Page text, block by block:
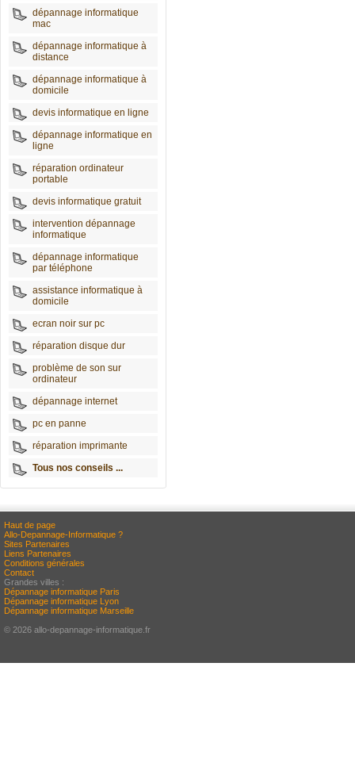
dépannage informatique
mac
dépannage informatique à
distance
dépannage informatique à
domicile
devis informatique en ligne
dépannage informatique en
ligne
réparation ordinateur
portable
devis informatique gratuit
intervention dépannage
informatique
dépannage informatique
par téléphone
assistance informatique à
domicile
ecran noir sur pc
réparation disque dur
problème de son sur
ordinateur
dépannage internet
pc en panne
réparation imprimante
Tous nos conseils ...
Haut de page
Allo-Depannage-Informatique ?
Sites Partenaires
Liens Partenaires
Conditions générales
Contact
Grandes villes :
Dépannage informatique Paris
Dépannage informatique Lyon
Dépannage informatique Marseille
© 2026 allo-depannage-informatique.fr